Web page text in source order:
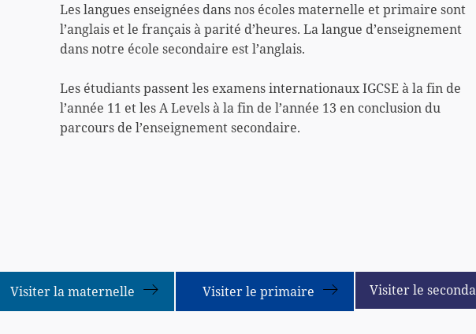
Les langues enseignées dans nos écoles maternelle et primaire sont
l’anglais et le français à parité d’heures. La langue d’enseignement
dans notre école secondaire est l’anglais.
Les étudiants passent les examens internationaux IGCSE à la fin de
l’année 11 et les A Levels à la fin de l’année 13 en conclusion du
parcours de l’enseignement secondaire.
Visiter la maternelle Visiter le primaire Visiter le